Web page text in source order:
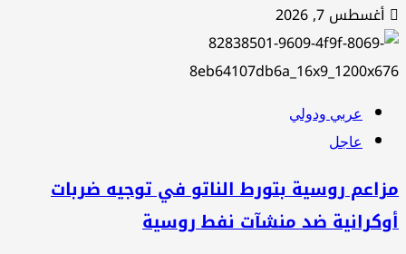
أغسطس 7, 2026
عربي ودولي
عاجل
روسية بتورط الناتو في توجيه ضربات
ضد منشآت نفط روسية